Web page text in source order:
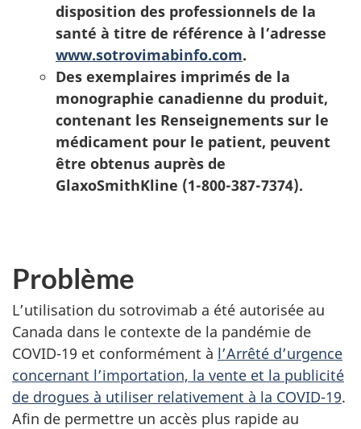
disposition des professionnels de la
santé à titre de référence à l’adresse
www.sotrovimabinfo.com.
Des exemplaires imprimés de la
monographie canadienne du produit,
contenant les Renseignements sur le
médicament pour le patient, peuvent
être obtenus auprès de
GlaxoSmithKline (1-800-387-7374).
Problème
L’utilisation du sotrovimab a été autorisée au
Canada dans le contexte de la pandémie de
COVID-19 et conformément à l’Arrêté d’urgence
concernant l’importation, la vente et la publicité
de drogues à utiliser relativement à la COVID-19.
Afin de permettre un accès plus rapide au